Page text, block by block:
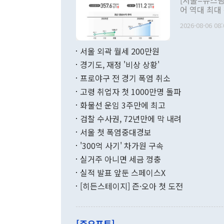
관 부처 장
관의 무리한
다. [정동영 통일부 장관이 지난달 23일 오후 서울 종로구 정부서울청사에
무너졌다고
함께 4자 대
"우리의 선
관은 업무
어 역대 최
료=한국은행] 한국은행이 6일 발표한 '2026년 6월 국제수지(잠정)'
며 월간 기
196.9% 급
수출은
기록했지만
로 전환됐다.
는 배당수입
2026-08-06
서울 외곽 월세 200만원
경기도, 재정 '비상 상황'
프로야구 전 경기 폭염 취소
고령 취업자 첫 1000만명 돌파
화물선 운임 3주만에 최고
검찰 수사권, 72년만에 막 내려
서울 첫 폭염중대경보
'300억 사기' 차가원 구속
실거주 아니면 세금 껑충
실적 발표 앞둔 스페이스X
[히든스테이지] 즌·오아 첫 도전